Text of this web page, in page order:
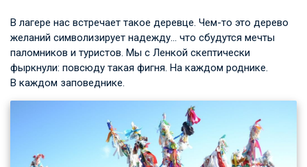
В лагере нас встречает такое деревце. Чем-то это дерево
желаний символизирует надежду… что сбудутся мечты
паломников и туристов. Мы с Ленкой скептически
фыркнули: повсюду такая фигня. На каждом роднике.
В каждом заповеднике.